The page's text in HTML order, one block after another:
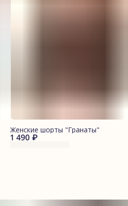
1 490 ₽
Женские шорты "Гранаты"